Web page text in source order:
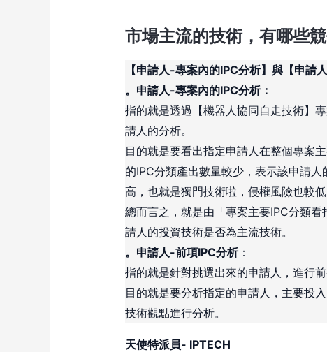
市場主流的技術，有哪些
【申請人-專案內的IPC分析】與【申請
。申請人-專案內的IPC分析：
指的就是透過【機器人協同自走技術】
請人的分析。
目的就是要看出指定申請人在整個專案
的IPC分類產出數量較少，表示該申請
高，也就是獨門技術啦，侵權風險也較低
總而言之，就是由「專案主要IPC分類
請人的投資技術是否為主流技術。
。申請人-前項IPC分析：
指的就是針對挑選出來的申請人，進行
目的就是要分析指定的申請人，主要投
技術觀點進行分析。
天使特派員- IPTECH